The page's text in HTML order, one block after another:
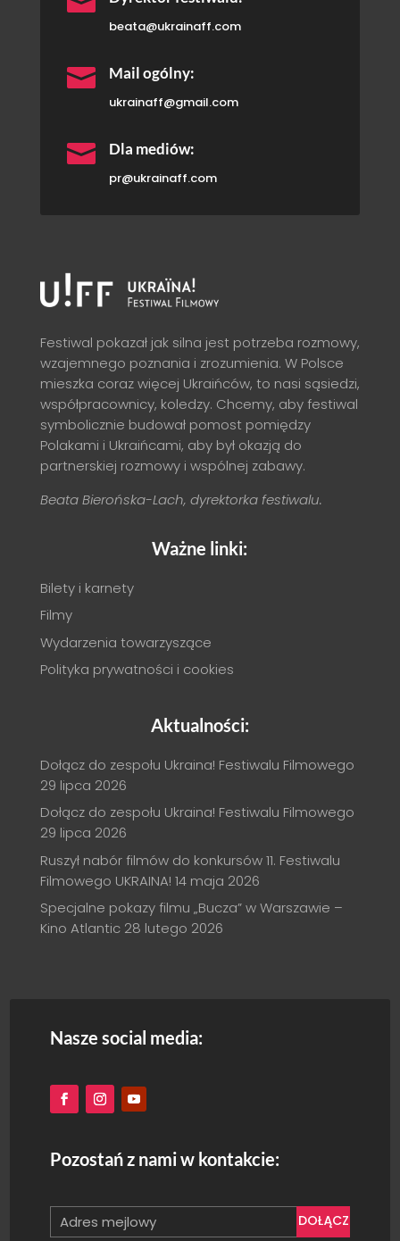
beata@ukrainaff.com
 Mail ogólny:
ukrainaff@gmail.com
 Dla mediów:
pr@ukrainaff.com
Festiwal pokazał jak silna jest potrzeba rozmowy,
wzajemnego poznania i zrozumienia. W Polsce
mieszka coraz więcej Ukraińców, to nasi sąsiedzi,
współpracownicy, koledzy. Chcemy, aby festiwal
symbolicznie budował pomost pomiędzy
Polakami i Ukraińcami, aby był okazją do
partnerskiej rozmowy i wspólnej zabawy.
Beata Bierońska-Lach, dyrektorka festiwalu.
Ważne linki:
Bilety i karnety
Filmy
Wydarzenia towarzyszące
Polityka prywatności i cookies
Aktualności:
Dołącz do zespołu Ukraina! Festiwalu Filmowego
29 lipca 2026
Dołącz do zespołu Ukraina! Festiwalu Filmowego
29 lipca 2026
Ruszył nabór filmów do konkursów 11. Festiwalu
Filmowego UKRAINA! 14 maja 2026
Specjalne pokazy filmu „Bucza” w Warszawie –
Kino Atlantic 28 lutego 2026
Nasze social media:
Pozostań z nami w kontakcie:
DOŁĄCZ